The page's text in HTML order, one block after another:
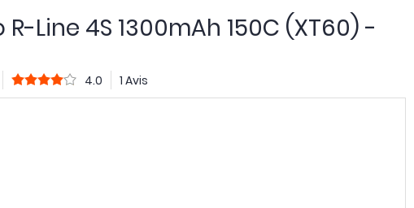
R-Line 4S 1300mAh 150C (XT60) -
4.0 1 Avis